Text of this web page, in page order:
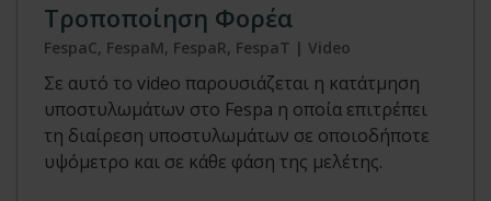
Τροποποίηση Φορέα
FespaC, FespaM, FespaR, FespaT | Video
Σε αυτό το video παρουσιάζεται η κατάτμηση
υποστυλωμάτων στο Fespa η οποία επιτρέπει
τη διαίρεση υποστυλωμάτων σε οποιοδήποτε
υψόμετρο και σε κάθε φάση της μελέτης.